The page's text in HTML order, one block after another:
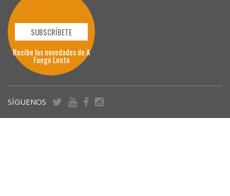
SUBSCRÍBETE
Recibe las novedades de A
Fuego Lento
SÍGUENOS